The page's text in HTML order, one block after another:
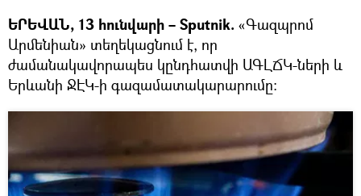
ԵՐԵՎԱՆ, 13 հունվարի – Sputnik. «Գազպրոմ
Արմենիան» տեղեկացնում է, որ
ժամանակավորապես կընդհատվի ԱԳԼՃԿ-ների և
Երևանի ՋԷԿ-ի գազամատակարարումը։